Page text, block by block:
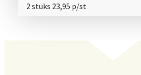
2 stuks 23,95 p/st